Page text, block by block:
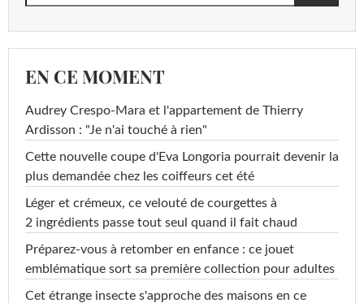
EN CE MOMENT
Audrey Crespo-Mara et l'appartement de Thierry
Ardisson : "Je n'ai touché à rien"
Cette nouvelle coupe d'Eva Longoria pourrait devenir la
plus demandée chez les coiffeurs cet été
Léger et crémeux, ce velouté de courgettes à
2 ingrédients passe tout seul quand il fait chaud
Préparez-vous à retomber en enfance : ce jouet
emblématique sort sa première collection pour adultes
Cet étrange insecte s'approche des maisons en ce